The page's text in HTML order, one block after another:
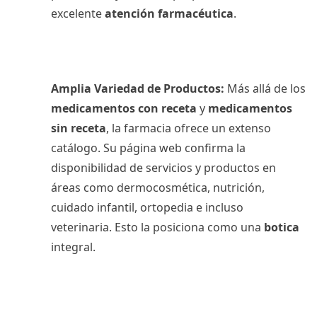
excelenteatención farmacéutica.
Amplia Variedad de Productos: Más allá de los
medicamentos con receta y medicamentos
sin receta, la farmacia ofrece un extenso
catálogo. Su página web confirma la
disponibilidad de servicios y productos en
áreas como dermocosmética, nutrición,
cuidado infantil, ortopedia e incluso
veterinaria. Esto la posiciona como una botica
integral.